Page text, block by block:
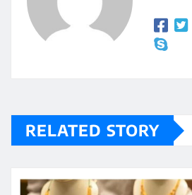
RELATED STORY